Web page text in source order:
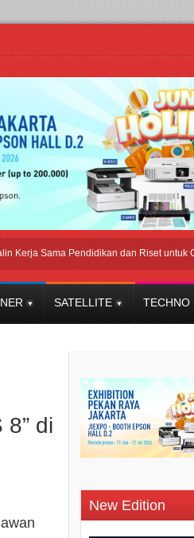
Pendidikan dan Riset untuk Cetak
SATELLITE TECHNO
di
New Edition